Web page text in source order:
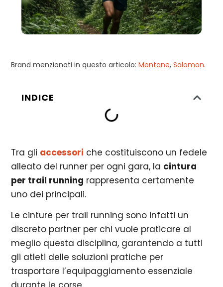
Brand menzionati in questo articolo:Montane,Salomon.
INDICE
Tra gli accessori che costituiscono un fedele
alleato del runner per ogni gara, la cintura
per trail running rappresenta certamente
uno dei principali.
Le cinture per trail running sono infatti un
discreto partner per chi vuole praticare al
meglio questa disciplina, garantendo a tutti
gli atleti delle soluzioni pratiche per
trasportare l’equipaggiamento essenziale